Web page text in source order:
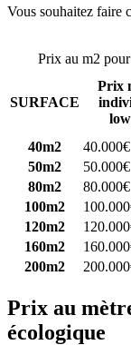
Vous souhaitez faire
Prix au m2
SURFACE
Prix
40m2
40.000€
50m2
50.000€
80m2
80.000€
100m2
120m2
160m2
200m2
Prix au
écologique